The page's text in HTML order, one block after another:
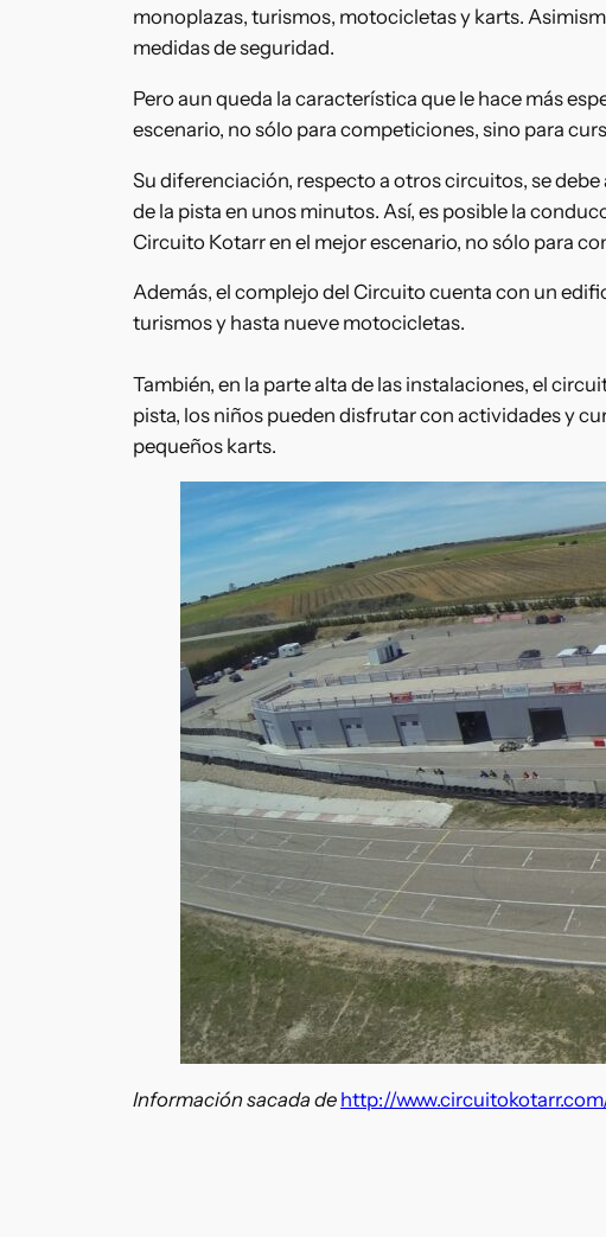
monoplazas, turismos, motocicletas y karts.
medidas de seguridad.
Pero aun queda la característica que le hace más
escenario, no sólo para competiciones, sino para
Su diferenciación, respecto a otros circuitos, se
de la pista en unos minutos. Así, es posible la
Circuito Kotarr en el mejor escenario, no sólo para
Además, el complejo del Circuito cuenta con un
turismos y hasta nueve motocicletas.
También, en la parte alta de las instalaciones, el
pista, los niños pueden disfrutar con actividades y
pequeños karts.
Información sacada de http://